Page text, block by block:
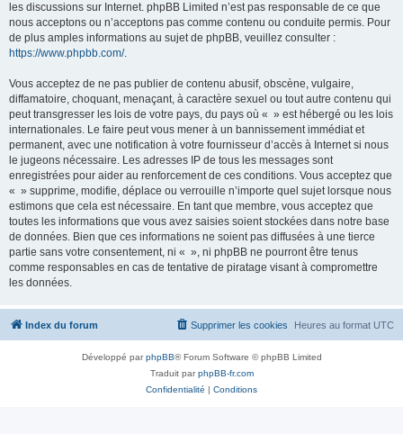
les discussions sur Internet. phpBB Limited n’est pas responsable de ce que
nous acceptons ou n’acceptons pas comme contenu ou conduite permis. Pour
de plus amples informations au sujet de phpBB, veuillez consulter :
https://www.phpbb.com/.
Vous acceptez de ne pas publier de contenu abusif, obscène, vulgaire,
diffamatoire, choquant, menaçant, à caractère sexuel ou tout autre contenu qui
peut transgresser les lois de votre pays, du pays où « » est hébergé ou les lois
internationales. Le faire peut vous mener à un bannissement immédiat et
permanent, avec une notification à votre fournisseur d’accès à Internet si nous
le jugeons nécessaire. Les adresses IP de tous les messages sont
enregistrées pour aider au renforcement de ces conditions. Vous acceptez que
« » supprime, modifie, déplace ou verrouille n’importe quel sujet lorsque nous
estimons que cela est nécessaire. En tant que membre, vous acceptez que
toutes les informations que vous avez saisies soient stockées dans notre base
de données. Bien que ces informations ne soient pas diffusées à une tierce
partie sans votre consentement, ni « », ni phpBB ne pourront être tenus
comme responsables en cas de tentative de piratage visant à compromettre
les données.
Index du forum Heures au format UTC
Supprimer les cookies
Développé parphpBB® Forum Software © phpBB Limited
Traduit parphpBB-fr.com
Confidentialité | Conditions